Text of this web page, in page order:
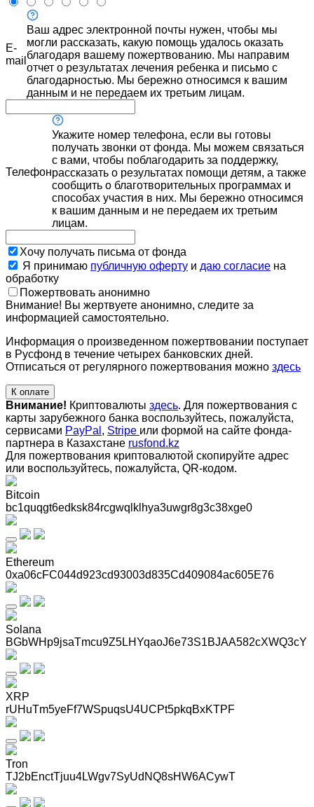
E-
mail
Ваш адрес электронной почты нужен, чтобы мы
могли рассказать, какую помощь удалось оказать
благодаря вашему пожертвованию. Мы направим
отчет о результатах лечения ребенка и письмо с
благодарностью. Мы бережно относимся к вашим
данным и не передаем их третьим лицам.
Телефон
Укажите номер телефона, если вы готовы
получать звонки от фонда. Мы можем связаться
с вами, чтобы поблагодарить за поддержку,
рассказать о результатах помощи детям, а также
сообщить о благотворительных программах и
способах участия в них. Мы бережно относимся
к вашим данным и не передаем их третьим
лицам.
Хочу получать письма от фонда
Я принимаю публичную оферту и даю согласие на
обработку
Пожертвовать анонимно
Внимание! Вы жертвуете анонимно, следите за
информацией самостоятельно.
Информация о произведенном пожертвовании поступает
в Русфонд в течение четырех банковских дней.
Отписаться от регулярного пожертвования можно здесь
К оплате
Внимание! Криптовалюты здесь. Для пожертвования с
карты зарубежного банка воспользуйтесь, пожалуйста,
сервисами PayPal , Stripe или формой на сайте фонда-
партнера в Казахстане rusfond.kz
Для пожертвования криптовалютой скопируйте адрес
или воспользуйтесь, пожалуйста, QR-кодом.
Bitcoin
bc1quqgt6edksk84rcgwqlklhya3uwgr8g3c38xge0
Ethereum
0xa06cFC044d923cd93003d835Cd409084ac605E76
Solana
BGbWHp9jsaTmcu9Z5LHYqaoJ6e73S1BJAA582cXWQ3cY
XRP
rUHuTm5yeFf7WSpuqsU4UCPt5pkqBxKTPF
Tron
TJ2bEnctTjuu4LWgv7SyUdNQ8sHW6ACywT